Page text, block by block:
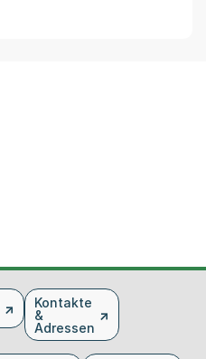
Kontakte
&
Adressen